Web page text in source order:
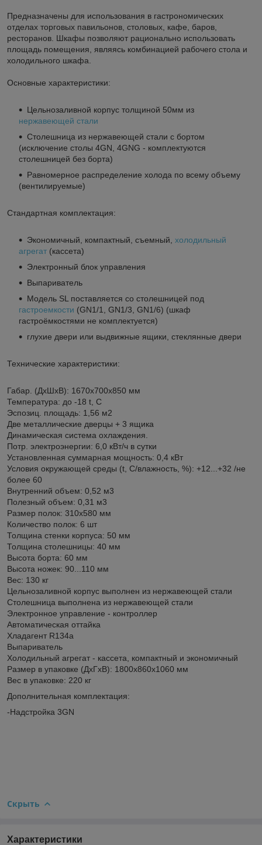
Предназначены для использования в гастрономических
отделах торговых павильонов, столовых, кафе, баров,
ресторанов. Шкафы позволяют рационально использовать
площадь помещения, являясь комбинацией рабочего стола и
холодильного шкафа.
Основные характеристики:
Цельнозаливной корпус толщиной 50мм из
нержавеющей стали
Столешница из нержавеющей стали с бортом
(исключение столы 4GN, 4GNG - комплектуются
столешницей без борта)
Равномерное распределение холода по всему объему
(вентилируемые)
Стандартная комплектация:
Экономичный, компактный, съемный, холодильный
агрегат (кассета)
Электронный блок управления
Выпариватель
Модель SL поставляется со столешницей под
гастроемкости (GN1/1, GN1/3, GN1/6) (шкаф
гастроёмкостями не комплектуется)
глухие двери или выдвижные ящики, стеклянные двери
Технические характеристики:
Габар. (ДхШхВ): 1670х700х850 мм
Температура: до -18 t, C
Эспозиц. площадь: 1,56 м2
Две металлические дверцы + 3 ящика
Динамическая система охлаждения.
Потр. электроэнергии: 6,0 кВт/ч в сутки
Установленная суммарная мощность: 0,4 кВт
Условия окружающей среды (t, C/влажность, %): +12...+32 /не
более 60
Внутренний объем: 0,52 м3
Полезный объем: 0,31 м3
Размер полок: 310х580 мм
Количество полок: 6 шт
Толщина стенки корпуса: 50 мм
Толщина столешницы: 40 мм
Высота борта: 60 мм
Высота ножек: 90...110 мм
Вес: 130 кг
Цельнозаливной корпус выполнен из нержавеющей стали
Столешница выполнена из нержавеющей стали
Электронное управление - контроллер
Автоматическая оттайка
Хладагент R134a
Выпариватель
Холодильный агрегат - кассета, компактный и экономичный
Размер в упаковке (ДхГхВ): 1800х860х1060 мм
Вес в упаковке: 220 кг
Дополнительная комплектация:
-Надстройка 3GN
Скрыть
Характеристики